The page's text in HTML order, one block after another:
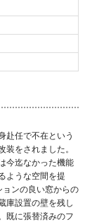
赴任で不在という
をされました。
今迄なかった機能
ような空間を提
ンの良い窓からの
庫設置の壁を残し
既に張替済みのフ